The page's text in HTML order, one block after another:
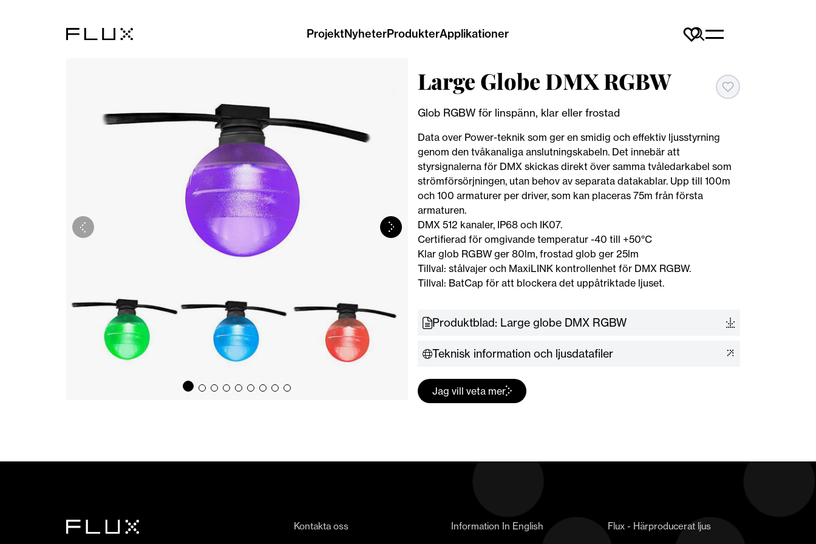
ProjektNyheterProdukterApplikationer
Large Globe DMX RGBW
Glob RGBW för linspänn, klar eller frostad
Data over Power-teknik som ger en smidig och effektiv ljusstyrning
genom den tvåkanaliga anslutningskabeln. Det innebär att
styrsignalerna för DMX skickas direkt över samma tvåledarkabel som
strömförsörjningen, utan behov av separata datakablar. Upp till 100m
och 100 armaturer per driver, som kan placeras 75m från första
armaturen.
DMX 512 kanaler, IP68 och IK07.
Certifierad för omgivande temperatur -40 till +50°C
Klar glob RGBW ger 80lm, frostad glob ger 25lm
Tillval: stålvajer och MaxiLINK kontrollenhet för DMX RGBW.
Tillval: BatCap för att blockera det uppåtriktade ljuset.
Produktblad: Large globe DMX RGBW
Teknisk information och ljusdatafiler
Jag vill veta mer
Kontakta oss Information In English
Flux - Härproducerat ljus